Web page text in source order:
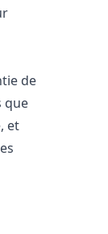
de
que
et